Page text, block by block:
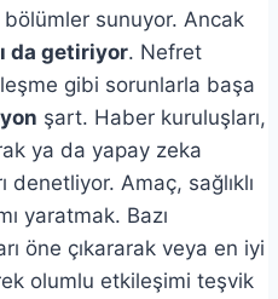
bölümler sunuyor. Ancak
da getiriyor. Nefret
gibi sorunlarla başa
şart. Haber kuruluşları,
ya da yapay zeka
Amaç, sağlıklı
yaratmak. Bazı
öne çıkararak veya en iyi
olumlu etkileşimi teşvik